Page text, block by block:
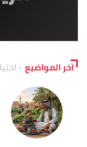
آخر المواضيع